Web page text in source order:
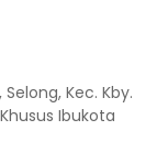
Kec. Kby.
Ibukota